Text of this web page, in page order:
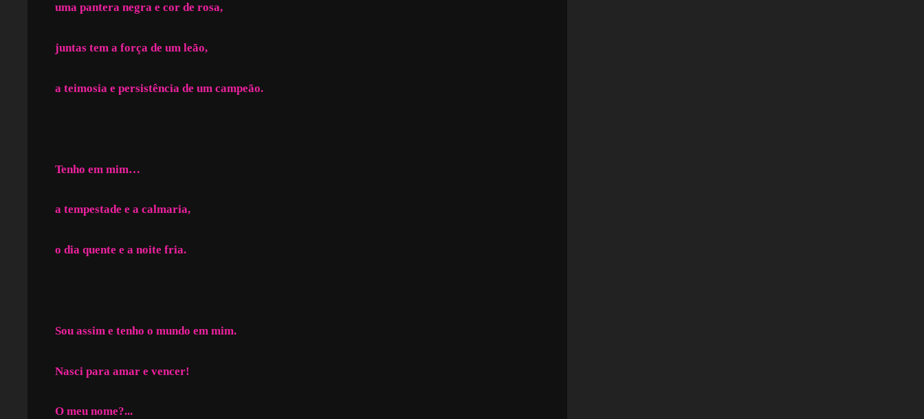
uma pantera negra e cor de rosa,
juntas tem a força de um leão,
a teimosia e persistência de um campeão.
Tenho em mim…
a tempestade e a calmaria,
o dia quente e a noite fria.
Sou assim e tenho o mundo em mim.
Nasci para amar e vencer!
O meu nome?...